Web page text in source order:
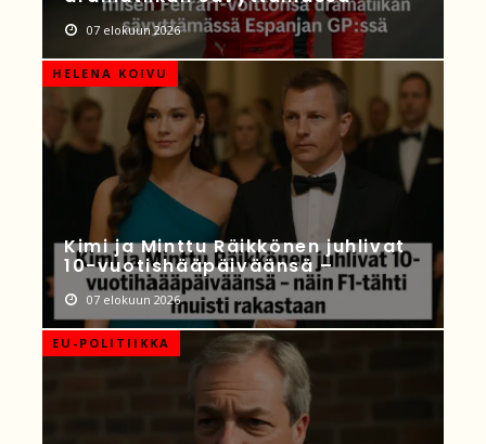
07 elokuun 2026
HELENA KOIVU
Kimi ja Minttu Räikkönen juhlivat
10-vuotishääpäiväänsä –
07 elokuun 2026
EU-POLITIIKKA